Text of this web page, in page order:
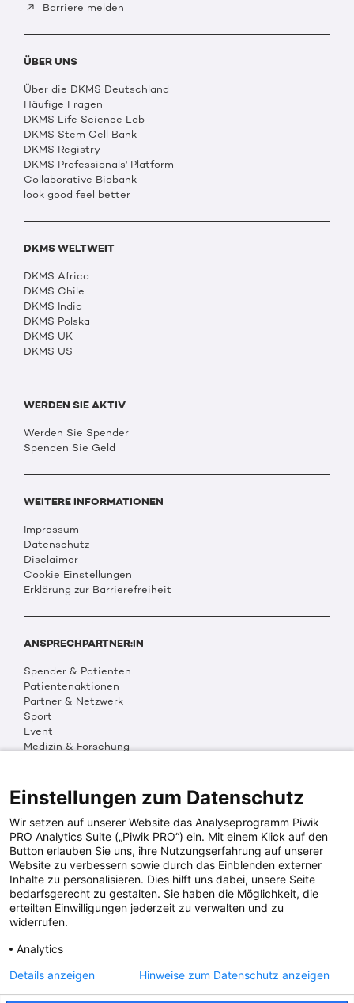
Barriere melden
ÜBER UNS
Über die DKMS Deutschland
Häufige Fragen
DKMS Life Science Lab
DKMS Stem Cell Bank
DKMS Registry
DKMS Professionals' Platform
Collaborative Biobank
look good feel better
DKMS WELTWEIT
DKMS Africa
DKMS Chile
DKMS India
DKMS Polska
DKMS UK
DKMS US
WERDEN SIE AKTIV
Werden Sie Spender
Spenden Sie Geld
WEITERE INFORMATIONEN
Impressum
Datenschutz
Disclaimer
Cookie Einstellungen
Erklärung zur Barrierefreiheit
ANSPRECHPARTNER:IN
Spender & Patienten
Patientenaktionen
Partner & Netzwerk
Sport
Event
Medizin & Forschung
Multimedia
Social Media
PRESSEINFOS
Fotos & Media
Digitale Pressemappen
Patientenaktionen
DKMS SPENDENKONTO
DKMS Donor Center gGmbH
Einstellungen zum Datenschutz
Wir setzen auf unserer Website das Analyseprogramm Piwik
PRO Analytics Suite („Piwik PRO“) ein. Mit einem Klick auf den
Button erlauben Sie uns, ihre Nutzungserfahrung auf unserer
Website zu verbessern sowie durch das Einblenden externer
Inhalte zu personalisieren. Dies hilft uns dabei, unsere Seite
bedarfsgerecht zu gestalten. Sie haben die Möglichkeit, die
erteilten Einwilligungen jederzeit zu verwalten und zu
widerrufen.
Analytics
Details anzeigen
Hinweise zum Datenschutz anzeigen